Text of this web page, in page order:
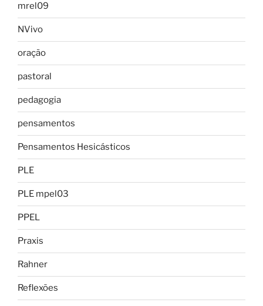
mrel09
NVivo
oração
pastoral
pedagogia
pensamentos
Pensamentos Hesicásticos
PLE
PLE mpel03
PPEL
Praxis
Rahner
Reflexões